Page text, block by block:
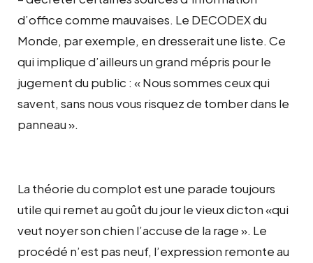
d’office comme mauvaises. Le DECODEX du
Monde, par exemple, en dresserait une liste. Ce
qui implique d’ailleurs un grand mépris pour le
jugement du public : « Nous sommes ceux qui
savent, sans nous vous risquez de tomber dans le
panneau ».
La théorie du complot est une parade toujours
utile qui remet au goût du jour le vieux dicton «qui
veut noyer son chien l’accuse de la rage ». Le
procédé n’est pas neuf, l’expression remonte au